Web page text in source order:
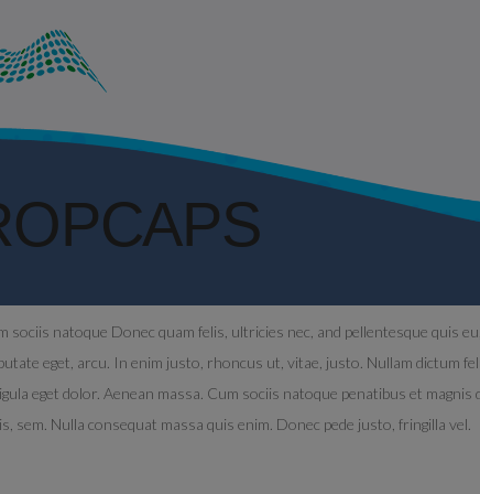
sociis natoque Donec quam felis, ultricies nec, and pellentesque quis
eget, arcu. In enim justo, rhoncus ut, vitae, justo. Nullam dictum
eget dolor. Aenean massa. Cum sociis natoque penatibus et
sem. Nulla consequat massa quis enim. Donec pede justo, fringilla vel.